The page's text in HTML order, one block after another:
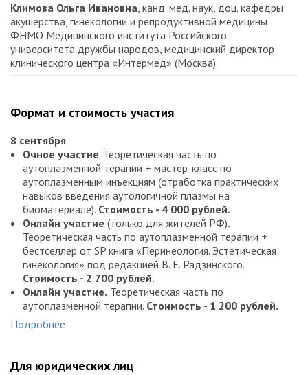
Климова Ольга Ивановна, канд. мед. наук, доц. кафедры
акушерства, гинекологии и репродуктивной медицины
ФНМО Медицинского института Российского
университета дружбы народов, медицинский директор
клинического центра «Интермед» (Москва).
Формат и стоимость участия
8 сентября
Очное участие. Теоретическая часть по
аутоплазменной терапии + мастер-класс по
аутоплазменным инъекциям (отработка практических
навыков введения аутологичной плазмы на
биоматериале). Стоимость - 4 000 рублей.
Онлайн участие (только для жителей РФ).
Теоретическая часть по аутоплазменной терапии +
бестселлер от SP книга «Перинеология. Эстетическая
гинекология» под редакцией В. Е. Радзинского.
Стоимость - 2 700 рублей.
Онлайн участие. Теоретическая часть по
аутоплазменной терапии. Стоимость - 1 200 рублей.
9 сентября
интимной контурной пластики (подробная информация
Подробнее
Для юридических лиц